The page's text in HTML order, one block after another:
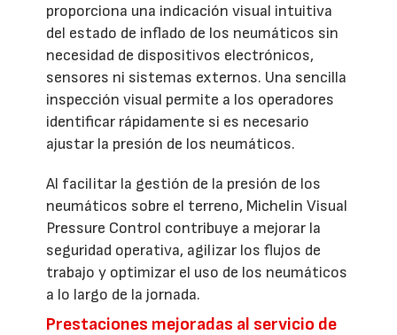
proporciona una indicación visual intuitiva
del estado de inflado de los neumáticos sin
necesidad de dispositivos electrónicos,
sensores ni sistemas externos. Una sencilla
inspección visual permite a los operadores
identificar rápidamente si es necesario
ajustar la presión de los neumáticos.
Al facilitar la gestión de la presión de los
neumáticos sobre el terreno, Michelin Visual
Pressure Control contribuye a mejorar la
seguridad operativa, agilizar los flujos de
trabajo y optimizar el uso de los neumáticos
a lo largo de la jornada.
Prestaciones mejoradas al servicio de